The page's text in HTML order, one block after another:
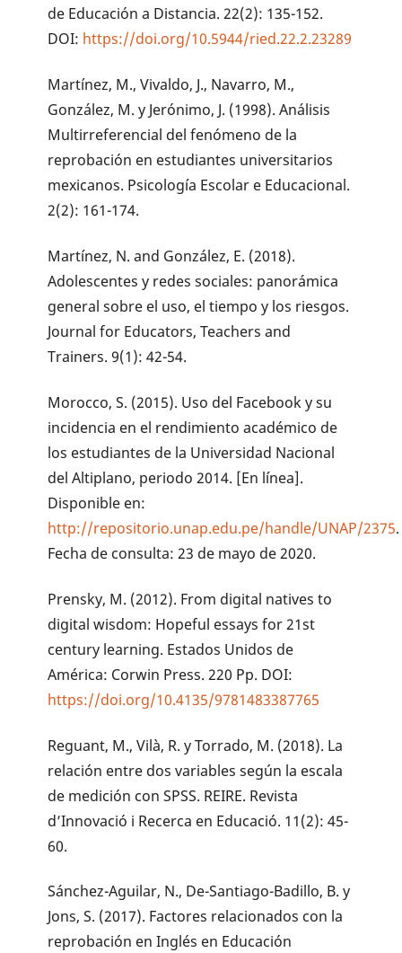
de Educación a Distancia. 22(2): 135-152.
DOI: https://doi.org/10.5944/ried.22.2.23289
Martínez, M., Vivaldo, J., Navarro, M.,
González, M. y Jerónimo, J. (1998). Análisis
Multirreferencial del fenómeno de la
reprobación en estudiantes universitarios
mexicanos. Psicología Escolar e Educacional.
2(2): 161-174.
Martínez, N. and González, E. (2018).
Adolescentes y redes sociales: panorámica
general sobre el uso, el tiempo y los riesgos.
Journal for Educators, Teachers and
Trainers. 9(1): 42-54.
Morocco, S. (2015). Uso del Facebook y su
incidencia en el rendimiento académico de
los estudiantes de la Universidad Nacional
del Altiplano, periodo 2014. [En línea].
Disponible en:
http://repositorio.unap.edu.pe/handle/UNAP/2375.
Fecha de consulta: 23 de mayo de 2020.
Prensky, M. (2012). From digital natives to
digital wisdom: Hopeful essays for 21st
century learning. Estados Unidos de
América: Corwin Press. 220 Pp. DOI:
https://doi.org/10.4135/9781483387765
Reguant, M., Vilà, R. y Torrado, M. (2018). La
relación entre dos variables según la escala
de medición con SPSS. REIRE. Revista
d’Innovació i Recerca en Educació. 11(2): 45-
60.
Sánchez-Aguilar, N., De-Santiago-Badillo, B. y
Jons, S. (2017). Factores relacionados con la
reprobación en Inglés en Educación